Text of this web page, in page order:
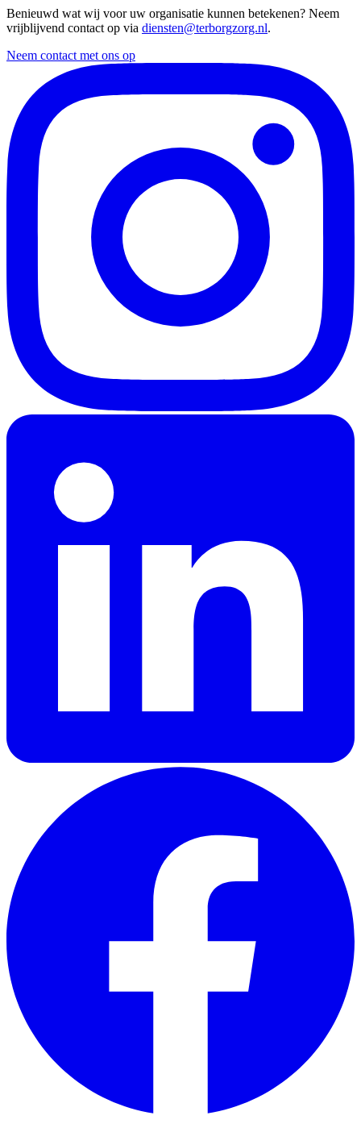
Benieuwd wat wij voor uw organisatie kunnen betekenen? Neem
vrijblijvend contact op via diensten@terborgzorg.nl.
Neem contact met ons op